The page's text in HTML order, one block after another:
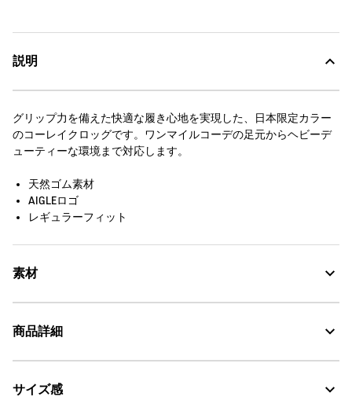
説明
グリップ力を備えた快適な履き心地を実現した、日本限定カラー
のコーレイクロッグです。ワンマイルコーデの足元からヘビーデ
ューティーな環境まで対応します。
天然ゴム素材
AIGLEロゴ
レギュラーフィット
素材
防水性と耐久性に優れた天然ゴム素材、SBRゴム、他繊維
商品詳細
・色：ラスティック (001)
サイズ感